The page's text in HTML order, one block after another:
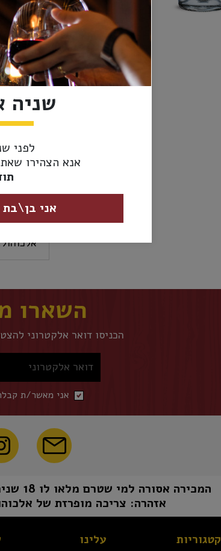
מידע
סוג
נפח:
כשרות:
אחוז
השארו
הכניסו דואר אלקטרוני
דואר אלקטרוני
אני מאשר/ת
המכירה אסורה למי שטרם מלאו לו 18 שנים | התמונות באתר להמחשה בלבד | טל"ח
אזהרה: צריכה מופרזת של
קטגוריות עלינו
שניה
לפני
אנא הצהירו
אני בן\בת